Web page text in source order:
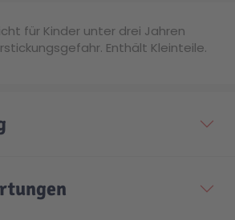
für Kinder unter drei Jahren
Enthält Kleinteile.